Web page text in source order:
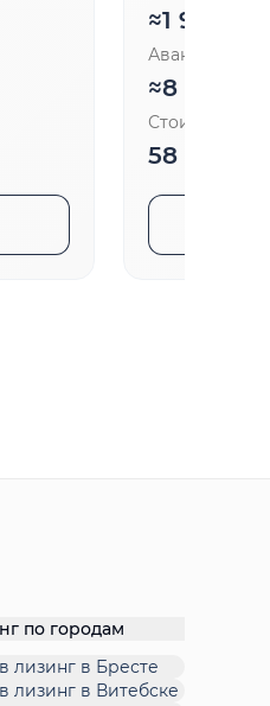
≈1 968
Авансовый
≈8 700
Стоимость
58 000
по городам
лизинг в Бресте
лизинг в Витебске